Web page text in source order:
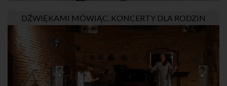
DŹWIĘKAMI MÓWIĄC. KONCERTY DLA RODZIN